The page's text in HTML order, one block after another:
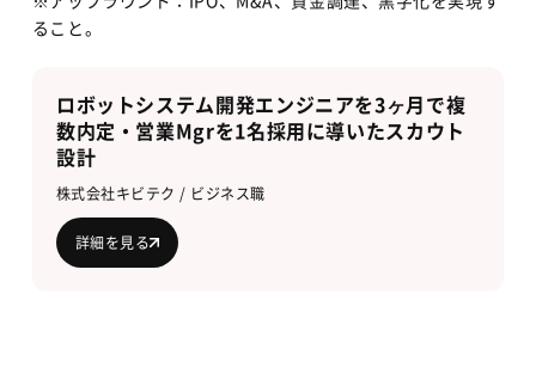
ること。
ロボットシステム開発エンジニアを3ヶ月で複
数内定・営業Mgrを1名採用に導いたスカウト
設計
株式会社キビテク / ビジネス職
詳細を見る